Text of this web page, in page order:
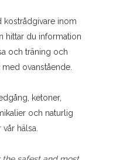
kostrådgivare inom
hittar du information
och träning och
ovanstående.
ketoner,
och naturlig
hälsa.